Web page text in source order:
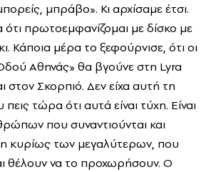
μπράβο». Κι αρχίσαμε έτσι.
πρωτοεμφανίζομαι με δίσκο με
Κάποια μέρα το ξεφούρνισε, ότι οι
Αθηνάς» θα βγούνε στη Lyra
στον Σκορπιό. Δεν είχα αυτή τη
τώρα ότι αυτά είναι τύχη. Είναι
που συναντιούνται και
κυρίως των μεγαλύτερων, που
θέλουν να το προχωρήσουν. Ο